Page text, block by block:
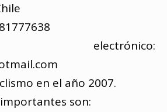
electrónico:
en el año 2007.
son: